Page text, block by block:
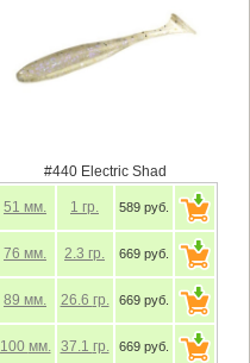
#440 Electric Shad
51 мм. 1 гр. 589 руб.
76 мм. 2.3 гр. 669 руб.
89 мм. 26.6 гр. 669 руб.
100 мм. 37.1 гр. 669 руб.